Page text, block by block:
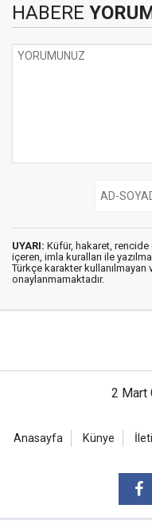
HABERE
UYARI: Küfür, hakaret, rencide
içeren, imla kuralları ile
Türkçe karakter kullanılmayan
onaylanmamaktadır.
2 Mart
Anasayfa Künye